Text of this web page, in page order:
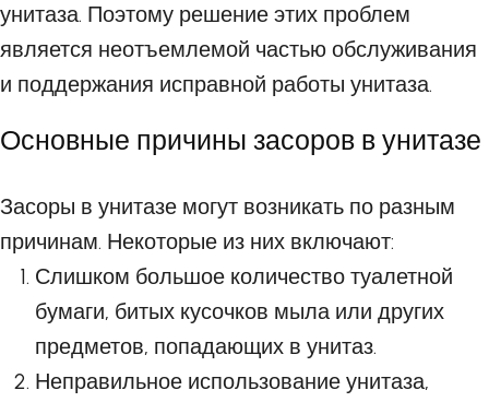
унитаза. Поэтому решение этих проблем
является неотъемлемой частью обслуживания
и поддержания исправной работы унитаза.
Основные причины засоров в унитазе
Засоры в унитазе могут возникать по разным
причинам. Некоторые из них включают:
Слишком большое количество туалетной
бумаги, битых кусочков мыла или других
предметов, попадающих в унитаз.
Неправильное использование унитаза,